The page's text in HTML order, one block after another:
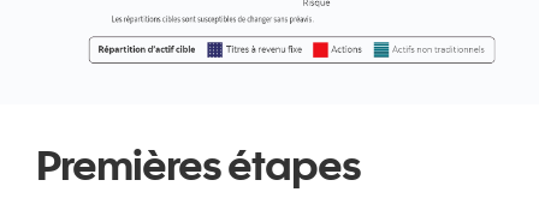
Premières étapes